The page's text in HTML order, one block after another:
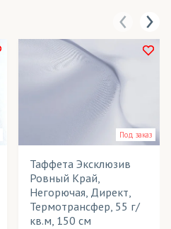
Под заказ
Таффета Эксклюзив
Ровный Край,
Негорючая, Директ,
Термотрансфер, 55 г/
кв.м, 150 см